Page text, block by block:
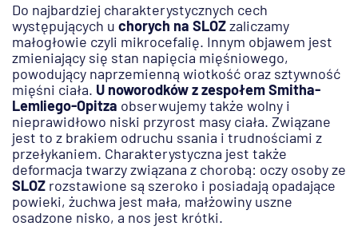
Do najbardziej charakterystycznych cech
występujących u chorych na SLOZzaliczamy
małogłowie czyli mikrocefalię. Innym objawem jest
zmieniający się stan napięcia mięśniowego,
powodujący naprzemienną wiotkość oraz sztywność
mięśni ciała. U noworodków z zespołem Smitha-
Lemliego-Opitza obserwujemy także wolny i
nieprawidłowo niski przyrost masy ciała. Związane
jest to z brakiem odruchu ssania i trudnościami z
przełykaniem. Charakterystyczna jest także
deformacja twarzy związana z chorobą: oczy osoby ze
SLOZ rozstawione są szeroko i posiadają opadające
powieki, żuchwa jest mała, małżowiny uszne
osadzone nisko, a nos jest krótki.